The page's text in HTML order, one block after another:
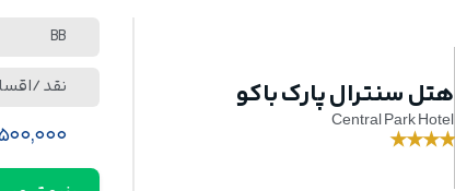
هتل سنترال پارک باکو
Central Park Hotel
★
★
★
★
BB
نقد /